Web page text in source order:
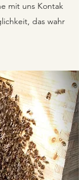
mit uns Kontak
das wahr